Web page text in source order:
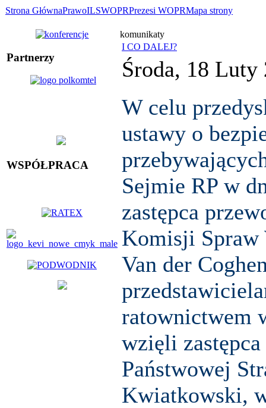
Strona GłównaPrawoILSWOPRPrezesi WOPRMapa strony
Partnerzy
WSPÓŁPRACA
komunikaty
I CO DALEJ?
Środa, 18 Luty
W celu
ustawy o
Sejmie RP w
zastępca
Komisji Spraw
Van der
ratownictwem
wzięli zastępca
Państwowej
Kwiatkowski,